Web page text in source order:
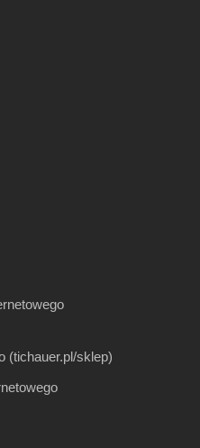
(tichauer.pl/sklep)